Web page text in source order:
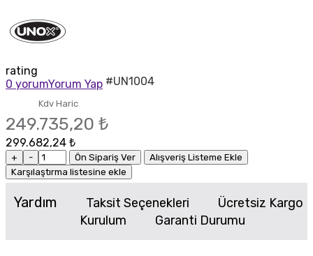
rating
0 yorumYorum Yap #UN1004
Kdv Haric
249.735,20 ₺
299.682,24 ₺
+ - Ön Sipariş Ver
Alışveriş Listeme Ekle
Karşılaştırma listesine ekle
Yardım Taksit Seçenekleri
Ücretsiz Kargo
Kurulum
Garanti Durumu